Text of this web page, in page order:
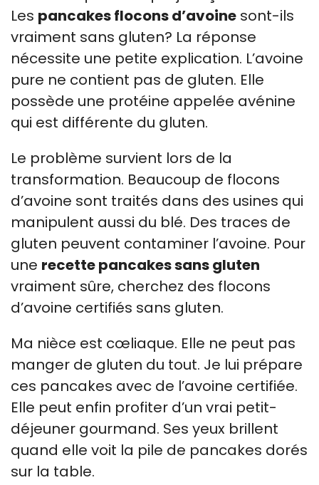
Les pancakes flocons d’avoine sont-ils
vraiment sans gluten? La réponse
nécessite une petite explication. L’avoine
pure ne contient pas de gluten. Elle
possède une protéine appelée avénine
qui est différente du gluten.
Le problème survient lors de la
transformation. Beaucoup de flocons
d’avoine sont traités dans des usines qui
manipulent aussi du blé. Des traces de
gluten peuvent contaminer l’avoine. Pour
une recette pancakes sans gluten
vraiment sûre, cherchez des flocons
d’avoine certifiés sans gluten.
Ma nièce est cœliaque. Elle ne peut pas
manger de gluten du tout. Je lui prépare
ces pancakes avec de l’avoine certifiée.
Elle peut enfin profiter d’un vrai petit-
déjeuner gourmand. Ses yeux brillent
quand elle voit la pile de pancakes dorés
sur la table.